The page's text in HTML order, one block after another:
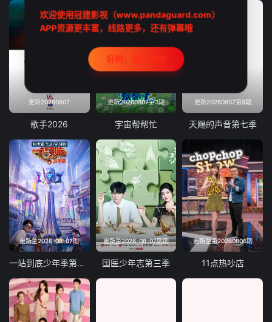
更新20260807
歌手2026
更新20260807第3期
宇宙帮帮忙
更新20260807第9期
天赐的声音第七季
更新至2026-08-07期
一站到底少年季第二季
更新至2026-08-07期期
国医少年志第三季
更新至第20260806期
11点热吵店
欢迎使用冠建影视（www.pandaguard.com）
APP资源更丰富，线路更多，还有弹幕哦
好的，我记住啦